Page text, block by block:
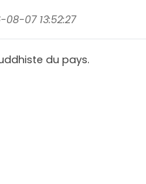
08-07 13:52:27
du pays.